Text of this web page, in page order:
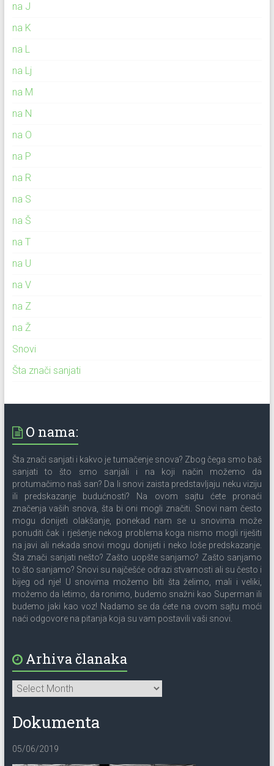
na J
na K
na L
na Lj
na M
na N
na O
na P
na R
na S
na Š
na T
na U
na V
na Z
na Ž
Snovi
Šta znači sanjati
O nama:
Šta znači sanjati i kakvo je tumačenje snova? Zbog čega smo baš
sanjati to što smo sanjali i na koji način možemo da
protumačimo naš san? Da li snovi zaista predstavljaju neku viziju
ili predskazanje budućnosti? Na ovom sajtu ćete pronaći
značenja vaših snova, šta bi oni mogli značiti. Snovi nam često
mogu donijeti olakšanje, ponekad nam se u snovima može
ponuditi čak i rješenje nekog problema koga nismo mogli riješiti
na javi ali nekada snovi mogu donijeti i neko loše predskazanje.
Šta znači sanjati nešto? Zašto uopšte sanjamo? Zašto sanjamo
to što sanjamo? Snovi su najčešće odrazi stvarnosti ali su često i
bijeg od nje! U snovima možemo biti šta želimo, mali i veliki,
možemo da letimo, da ronimo, budemo snažni kao Superman ili
budemo jaki kao voz! Nadamo se da ćete na ovom sajtu moći
naći odgovore na pitanja koja su vam postavili vaši snovi.
Arhiva članaka
Dokumenta
05/06/2019